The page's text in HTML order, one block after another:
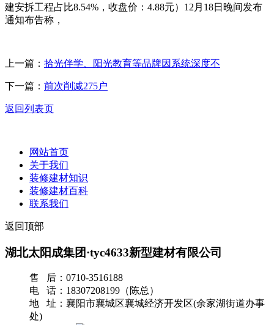
建安拆工程占比8.54%，收盘价：4.88元）12月18日晚间发布
通知布告称，
上一篇： 拾光伴学、阳光教育等品牌因系统深度不
下一篇： 前次削减275户
返回列表页
网站首页
关于我们
装修建材知识
装修建材百科
联系我们
返回顶部
湖北太阳成集团·tyc4633新型建材有限公司
售 后：0710-3516188
电 话：18307208199（陈总）
地 址：襄阳市襄城区襄城经济开发区(余家湖街道办事
处)